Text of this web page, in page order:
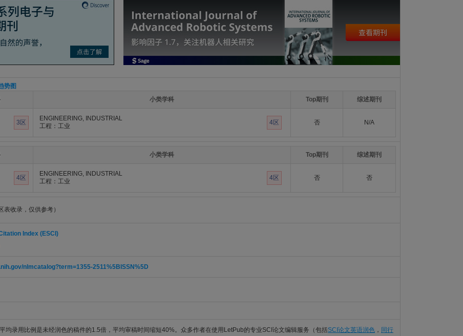
势图
小类学科 Top期刊 综述期刊
3区
ENGINEERING, INDUSTRIAL
工程：工业
4区 否 N/A
小类学科 Top期刊 综述期刊
4区
ENGINEERING, INDUSTRIAL
工程：工业
4区 否 否
表收录，仅供参考）
Index (ESCI)
nlmcatalog?term=1355-2511%5BISSN%5D
均录用比例是未经润色的稿件的1.5倍，平均审稿时间缩短40%。众多作者在使用LetPub的专业SCI论文编辑服务（包括SCI论文英语润色 ， 同行